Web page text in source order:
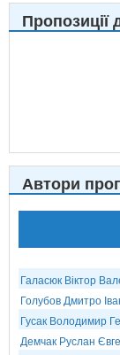
Пропозиції
Автори
Галасюк Віктор
Голубов Дмитро
Гусак Володимир
Демчак Руслан